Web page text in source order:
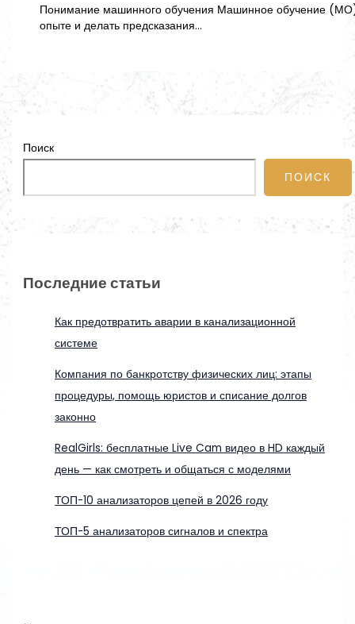
Понимание машинного обучения Машинное обучение (МО)
опыте и делать предсказания…
Поиск
ПОИСК
Последние статьи
Как предотвратить аварии в канализационной
системе
Компания по банкротству физических лиц: этапы
процедуры, помощь юристов и списание долгов
законно
RealGirls: бесплатные Live Cam видео в HD каждый
день — как смотреть и общаться с моделями
ТОП-10 анализаторов цепей в 2026 году
ТОП-5 анализаторов сигналов и спектра